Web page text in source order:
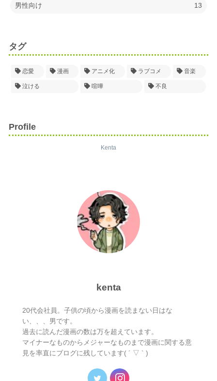
男性向け 13
タグ
恋愛 漫画 アニメ化 ラブコメ 音楽
泣ける 喧嘩 不良
Profile
Kenta
kenta
20代会社員。子供の頃から漫画を読まない日はな
い、、、男です。
過去に読んだ漫画の数は万を超えています。
マイナーなものからメジャーなものまで漫画に関する意
見を率直にブログに残しています( ´ ▽ ` )